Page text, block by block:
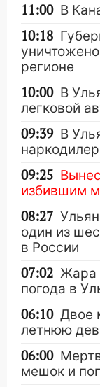
11:00 В
10:18
регионе
10:00 В
легковой
09:39 В
09:25
избившим
08:27
один из
в России
07:02 Жара
погода в
06:10 Двое
летнюю
06:00
мешок и